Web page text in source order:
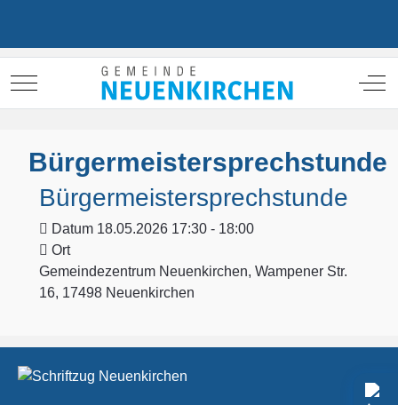
Mobile Menu Toggle Off-
Bürgermeistersprechstunde
Bürgermeistersprechstunde
Datum 18.05.2026 17:30 - 18:00
Ort
Gemeindezentrum Neuenkirchen, Wampener Str.
16, 17498 Neuenkirchen